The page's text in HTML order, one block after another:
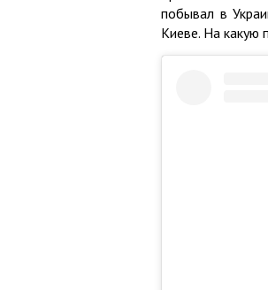
побывал в
Киеве. На какую